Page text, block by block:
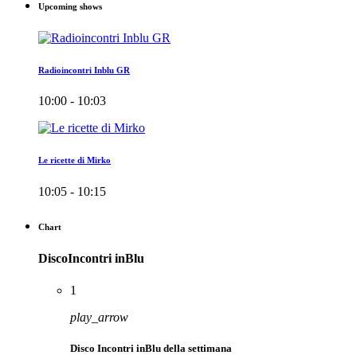
Upcoming shows
Radioincontri Inblu GR
10:00 - 10:03
Le ricette di Mirko
10:05 - 10:15
Chart
DiscoIncontri inBlu
1
play_arrow
Disco Incontri inBlu della settimana